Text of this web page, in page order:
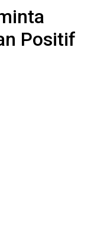
Positif